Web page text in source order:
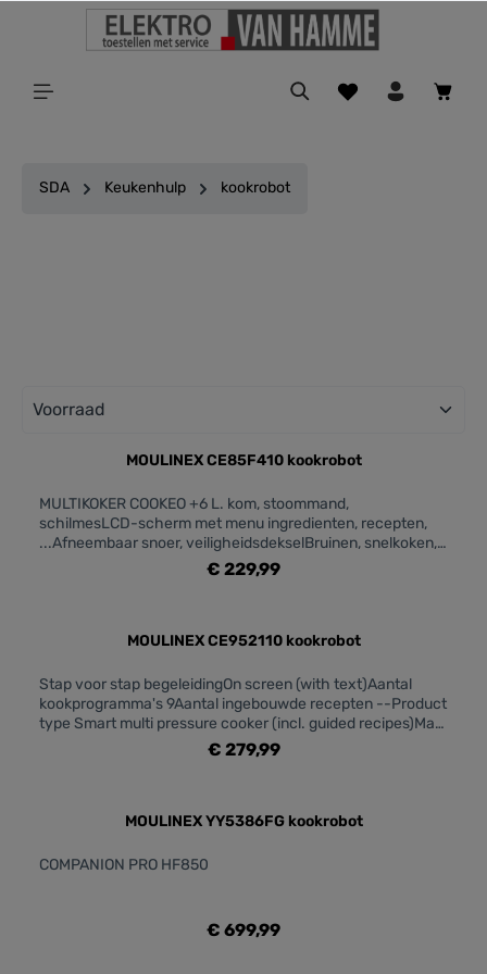
SDA Keukenhulp kookrobot
MOULINEX CE85F410 kookrobot
MULTIKOKER COOKEO +6 L. kom, stoommand,
schilmesLCD-scherm met menu ingredienten, recepten,
...Afneembaar snoer, veiligheidsdekselBruinen, snelkoken,
stomen, sudderen, slowcooking, opwarmen, warm
houden150 voorgeprogrameerde recepten
€ 229,99
MOULINEX CE952110 kookrobot
Stap voor stap begeleidingOn screen (with text)Aantal
kookprogramma's 9Aantal ingebouwde recepten --Product
type Smart multi pressure cooker (incl. guided recipes)Max.
stoomdruk (kPa) -Snelkoken YesAantal porties Up to 6
peopleInhoud van de kom 6 LBruikbare inhoud 4
YesToepassing Yes, Moulinex app (available depending on
-Automatische kookprogramma's Druk Stomen Bruinen
want to eat)Heteluchtfrituur functie --Manuele modus
YesKoken op ingrediënt (granen, groente, vlees & vis) Yes,
€ 279,99
MOULINEX YY5386FG kookrobot
COMPANION PRO HF850
€ 699,99